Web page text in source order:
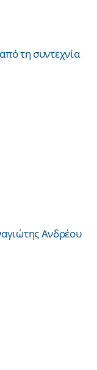
τη συντεχνία
Ανδρέου